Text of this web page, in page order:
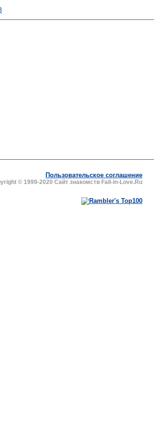
Пользовательское соглашение
© 1999-2020 Сайт знакомств Fall-in-Love.Ru